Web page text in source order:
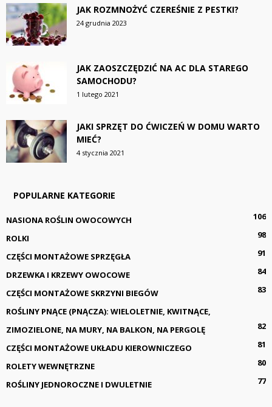
JAK ROZMNOŻYĆ CZEREŚNIE Z PESTKI?
24 grudnia 2023
JAK ZAOSZCZĘDZIĆ NA AC DLA STAREGO
SAMOCHODU?
1 lutego 2021
JAKI SPRZĘT DO ĆWICZEŃ W DOMU WARTO
MIEĆ?
4 stycznia 2021
POPULARNE KATEGORIE
NASIONA ROŚLIN OWOCOWYCH
106
ROLKI
98
CZĘŚCI MONTAŻOWE SPRZĘGŁA
91
DRZEWKA I KRZEWY OWOCOWE
84
CZĘŚCI MONTAŻOWE SKRZYNI BIEGÓW
83
ROŚLINY PNĄCE (PNĄCZA): WIELOLETNIE, KWITNĄCE,
ZIMOZIELONE, NA MURY, NA BALKON, NA PERGOLĘ
82
CZĘŚCI MONTAŻOWE UKŁADU KIEROWNICZEGO
81
ROLETY WEWNĘTRZNE
80
ROŚLINY JEDNOROCZNE I DWULETNIE
77